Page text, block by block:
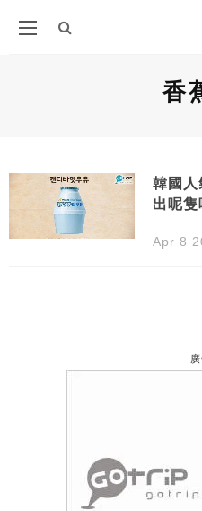
香
韓國人
出呢隻
Apr 8